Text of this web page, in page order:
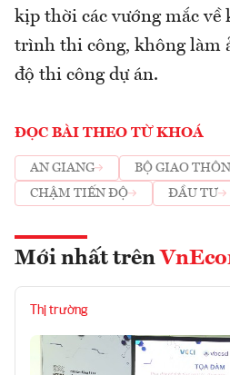
kịp thời các vướng mắc về
trình thi công, không làm
độ thi công dự án.
ĐỌC BÀI THEO TỪ KHOÁ
AN GIANG
BỘ GIAO
CHẬM TIẾN ĐỘ
ĐẦU TƯ
Mới nhất trên
Thị trường